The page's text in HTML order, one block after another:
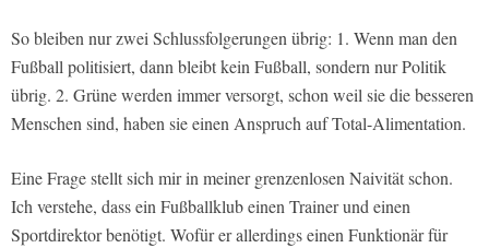
So bleiben nur zwei Schlussfolgerungen übrig: 1. Wenn man den
Fußball politisiert, dann bleibt kein Fußball, sondern nur Politik
übrig. 2. Grüne werden immer versorgt, schon weil sie die besseren
Menschen sind, haben sie einen Anspruch auf Total-Alimentation.
Eine Frage stellt sich mir in meiner grenzenlosen Naivität schon.
Ich verstehe, dass ein Fußballklub einen Trainer und einen
Sportdirektor benötigt. Wofür er allerdings einen Funktionär für